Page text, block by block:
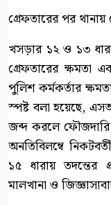
গ্রেফতারের পর
খসড়ার ১২ ও ১৩
গ্রেফতারের ক্ষমতা
পুলিশ কর্মকর্তার
স্পষ্ট বলা হয়েছে,
জব্দ করলে ফৌজদারি
অনতিবিলম্বে
১৫ ধারায় তদন্তের
মালখানা ও